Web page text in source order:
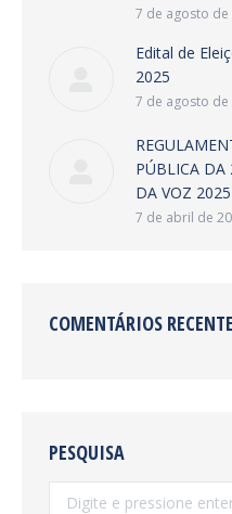
7 de agosto de
Edital de
2025
7 de agosto de
PÚBLICA DA
DA VOZ 2025
7 de abril de
COMENTÁRIOS
PESQUISA
Search: